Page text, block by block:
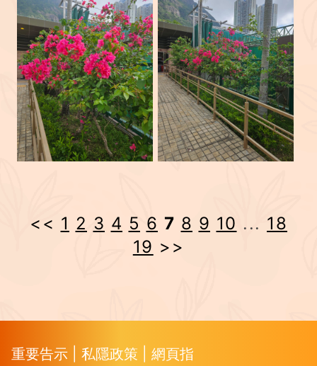
<< 1 2 3 4 5 6 7 8 9 10 ... 18
19 >>
重要告示 私隱政策 網頁指